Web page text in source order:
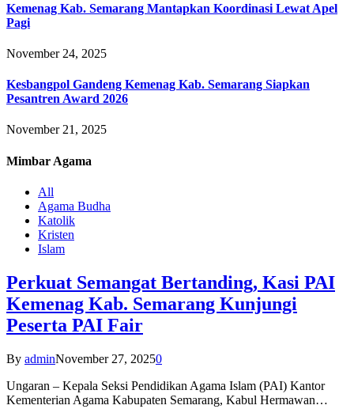
Kemenag Kab. Semarang Mantapkan Koordinasi Lewat Apel
Pagi
November 24, 2025
Kesbangpol Gandeng Kemenag Kab. Semarang Siapkan
Pesantren Award 2026
November 21, 2025
Mimbar Agama
All
Agama Budha
Katolik
Kristen
Islam
Perkuat Semangat Bertanding, Kasi PAI
Kemenag Kab. Semarang Kunjungi
Peserta PAI Fair
By adminNovember 27, 20250
Ungaran – Kepala Seksi Pendidikan Agama Islam (PAI) Kantor
Kementerian Agama Kabupaten Semarang, Kabul Hermawan…